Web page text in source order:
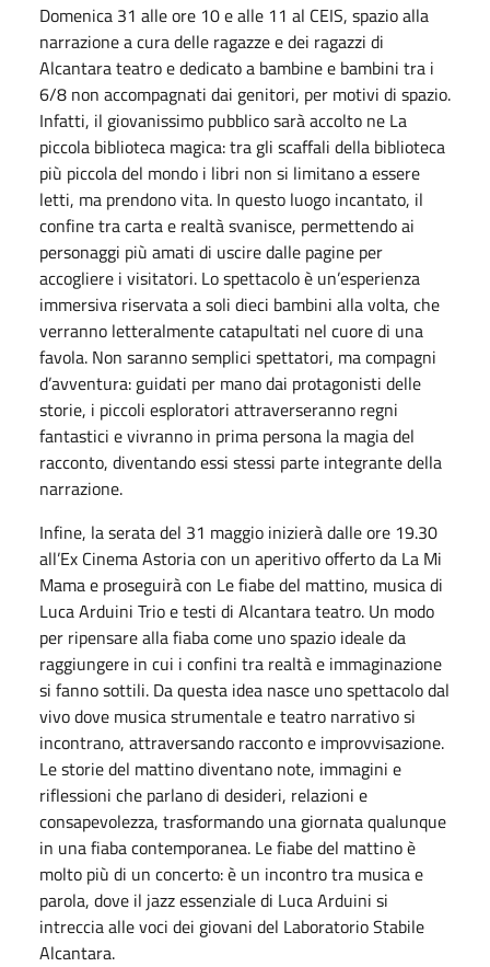
Domenica 31 alle ore 10 e alle 11 al CEIS, spazio alla
narrazione a cura delle ragazze e dei ragazzi di
Alcantara teatro e dedicato a bambine e bambini tra i
6/8 non accompagnati dai genitori, per motivi di spazio.
Infatti, il giovanissimo pubblico sarà accolto ne La
piccola biblioteca magica: tra gli scaffali della biblioteca
più piccola del mondo i libri non si limitano a essere
letti, ma prendono vita. In questo luogo incantato, il
confine tra carta e realtà svanisce, permettendo ai
personaggi più amati di uscire dalle pagine per
accogliere i visitatori. Lo spettacolo è un’esperienza
immersiva riservata a soli dieci bambini alla volta, che
verranno letteralmente catapultati nel cuore di una
favola. Non saranno semplici spettatori, ma compagni
d’avventura: guidati per mano dai protagonisti delle
storie, i piccoli esploratori attraverseranno regni
fantastici e vivranno in prima persona la magia del
racconto, diventando essi stessi parte integrante della
narrazione.
Infine, la serata del 31 maggio inizierà dalle ore 19.30
all’Ex Cinema Astoria con un aperitivo offerto da La Mi
Mama e proseguirà con Le fiabe del mattino, musica di
Luca Arduini Trio e testi di Alcantara teatro. Un modo
per ripensare alla fiaba come uno spazio ideale da
raggiungere in cui i confini tra realtà e immaginazione
si fanno sottili. Da questa idea nasce uno spettacolo dal
vivo dove musica strumentale e teatro narrativo si
incontrano, attraversando racconto e improvvisazione.
Le storie del mattino diventano note, immagini e
riflessioni che parlano di desideri, relazioni e
consapevolezza, trasformando una giornata qualunque
in una fiaba contemporanea. Le fiabe del mattino è
molto più di un concerto: è un incontro tra musica e
parola, dove il jazz essenziale di Luca Arduini si
intreccia alle voci dei giovani del Laboratorio Stabile
Alcantara.